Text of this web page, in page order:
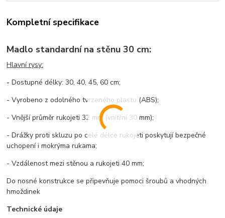
Kompletní specifikace
Madlo standardní na stěnu 30 cm:
Hlavní rysy:
- Dostupné délky: 30, 40, 45, 60 cm;
- Vyrobeno z odolného tvrzeného plastu (ABS);
- Vnější průměr rukojeti 32 mm (vnitřní 30 mm);
- Drážky proti skluzu po celé délce rukojeti poskytují bezpečné
uchopení i mokrýma rukama;
- Vzdálenost mezi stěnou a rukojeti 40 mm;
Do nosné konstrukce se připevňuje pomoci šroubů a vhodných
hmoždinek
Technické údaje